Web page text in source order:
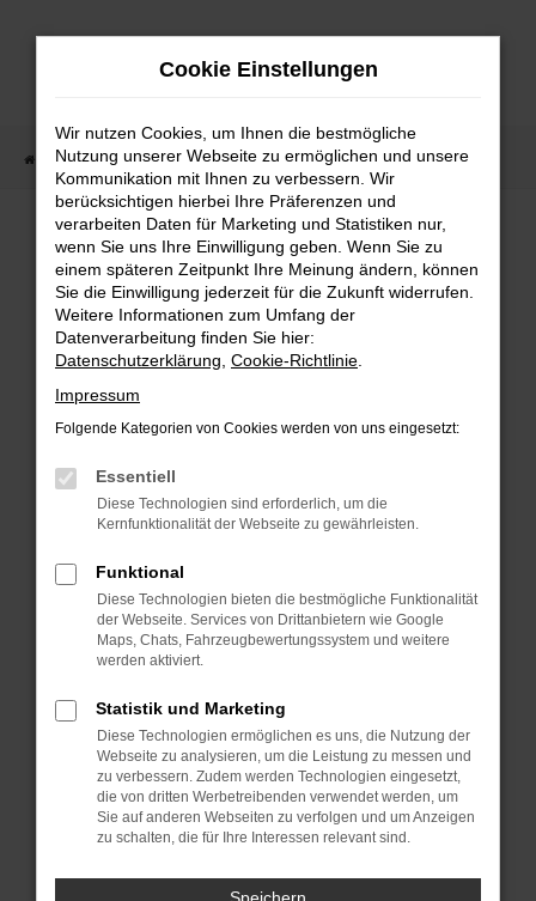
Zum
Startseite Fahrzeugangebote Fahrzeugmarkt
Fahrzeugmarkt
Fehler: Network Error
Beim Laden ist ein Fehler aufgetreten.
Hier sind ein paar Tipps, die dir helfen können:
Überprüfe deine Firewall und deine
Internetverbindung.
deine Suchmaschine?
Prüfe deine Browsererweiterungen.
Manche Erweiterungen, wie Werbeblocker,
können das Laden bestimmter Seiten
anderen Browser oder in einem privaten
Fenster?
Starte dein Gerät neu.
Das kann manchmal helfen,
vorübergehende Probleme zu beheben.
Stelle sicher, dass dein Browser und dein
Cookie Einstellungen
Wir nutzen Cookies, um Ihnen die bestmögliche
Nutzung unserer Webseite zu ermöglichen und unsere
Kommunikation mit Ihnen zu verbessern. Wir
berücksichtigen hierbei Ihre Präferenzen und
verarbeiten Daten für Marketing und Statistiken nur,
wenn Sie uns Ihre Einwilligung geben. Wenn Sie zu
einem späteren Zeitpunkt Ihre Meinung ändern, können
Sie die Einwilligung jederzeit für die Zukunft widerrufen.
Weitere Informationen zum Umfang der
Datenverarbeitung finden Sie hier:
Datenschutzerklärung Cookie-Richtlinie
Impressum
Folgende Kategorien von Cookies werden von uns eingesetzt:
Essentiell
Diese Technologien sind erforderlich, um die
Kernfunktionalität der Webseite zu gewährleisten.
Funktional
Diese Technologien bieten die bestmögliche Funktionalität
der Webseite. Services von Drittanbietern wie Google
Maps, Chats, Fahrzeugbewertungssystem und weitere
werden aktiviert.
Statistik und Marketing
Diese Technologien ermöglichen es uns, die Nutzung der
Webseite zu analysieren, um die Leistung zu messen und
zu verbessern. Zudem werden Technologien eingesetzt,
die von dritten Werbetreibenden verwendet werden, um
Sie auf anderen Webseiten zu verfolgen und um Anzeigen
zu schalten, die für Ihre Interessen relevant sind.